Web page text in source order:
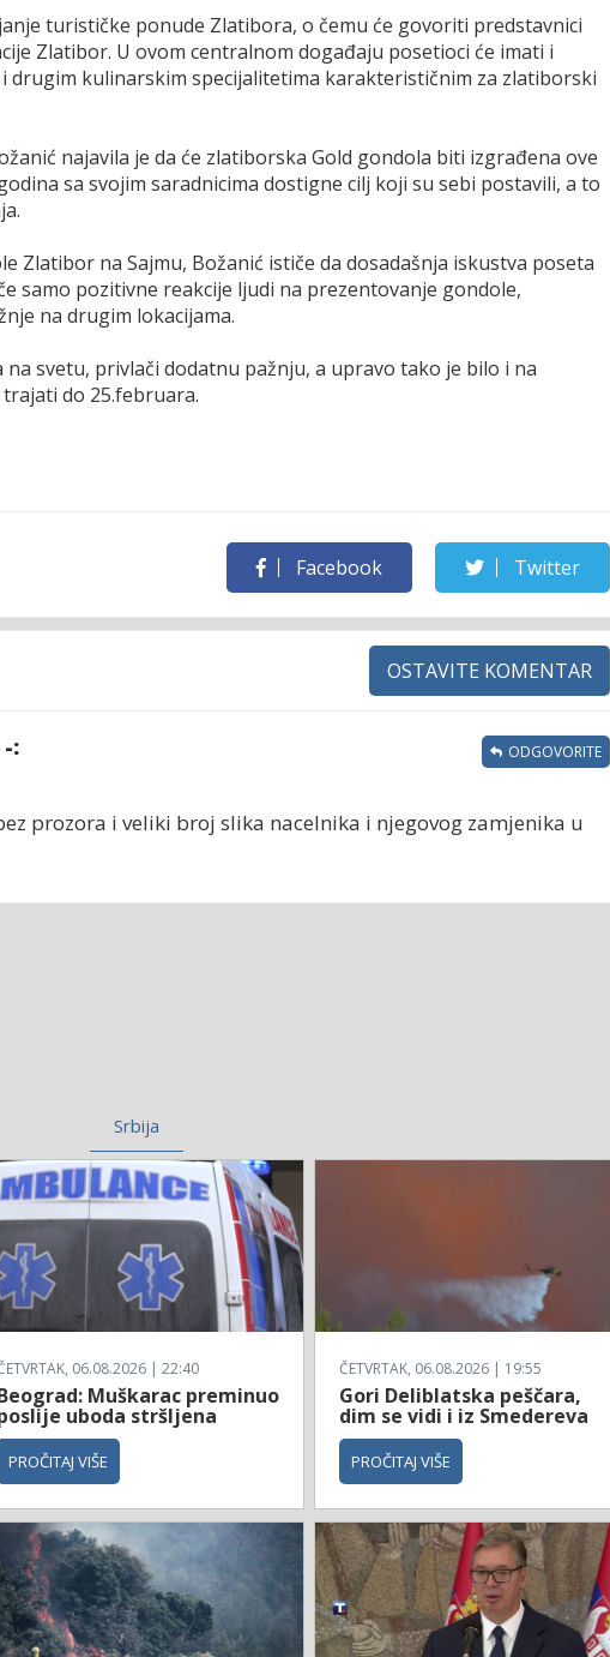
turističke ponude Zlatibora, o čemu će govoriti predstavnici
Zlatibor. U ovom centralnom događaju posetioci će imati i
drugim kulinarskim specijalitetima karakterističnim za zlatiborski
najavila je da će zlatiborska Gold gondola biti izgrađena ove
sa svojim saradnicima dostigne cilj koji su sebi postavili, a to
Zlatibor na Sajmu, Božanić ističe da dosadašnja iskustva poseta
samo pozitivne reakcije ljudi na prezentovanje gondole,
na drugim lokacijama.
svetu, privlači dodatnu pažnju, a upravo tako je bilo i na
do 25.februara.
Facebook Twitter
OSTAVITE KOMENTAR
:
prozora i veliki broj slika nacelnika i njegovog zamjenika u
ODGOVORITE
Srbija
06.08.2026 | 22:40
Muškarac preminuo
uboda stršljena
PROČITAJ VIŠE
ČETVRTAK, 06.08.2026 | 19:55
Gori Deliblatska peščara,
dim se vidi i iz Smedereva
PROČITAJ VIŠE